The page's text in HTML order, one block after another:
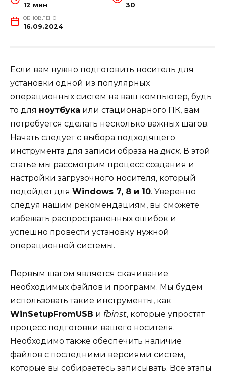
12 мин 30
ОБНОВЛЕНО
16.09.2024
Если вам нужно подготовить носитель для
установки одной из популярных
операционных систем на ваш компьютер, будь
то для ноутбука или стационарного ПК, вам
потребуется сделать несколько важных шагов.
Начать следует с выбора подходящего
инструмента для записи образа надиск. В этой
статье мы рассмотрим процесс создания и
настройки загрузочного носителя, который
подойдет для Windows 7, 8 и 10. Уверенно
следуя нашим рекомендациям, вы сможете
избежать распространенных ошибок и
успешно провести установку нужной
операционной системы.
Первым шагом является скачивание
необходимых файлов и программ. Мы будем
использовать такие инструменты, как
WinSetupFromUSB и fbinst, которые упростят
процесс подготовки вашего носителя.
Необходимо также обеспечить наличие
файлов с последними версиями систем,
которые вы собираетесь записывать. Все этапы